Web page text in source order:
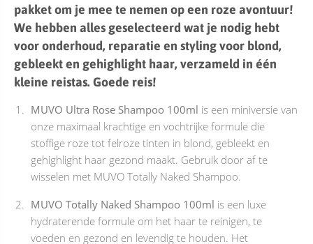
pakket om je mee te nemen op een roze avontuur!
We hebben alles geselecteerd wat je nodig hebt
voor onderhoud, reparatie en styling voor blond,
gebleekt en gehighlight haar, verzameld in één
kleine reistas. Goede reis!
MUVO Ultra Rose Shampoo 100ml is een miniversie van
onze maximaal krachtige en vochtrijke formule die
stoffige roze tot felroze tinten in blond, gebleekt en
gehighlight haar gezond maakt. Gebruik door af te
wisselen met MUVO Totally Naked Shampoo.
MUVO Totally Naked Shampoo 100ml is een luxe
hydraterende formule om het haar te reinigen, te
voeden en gezond en levendig te houden. Het